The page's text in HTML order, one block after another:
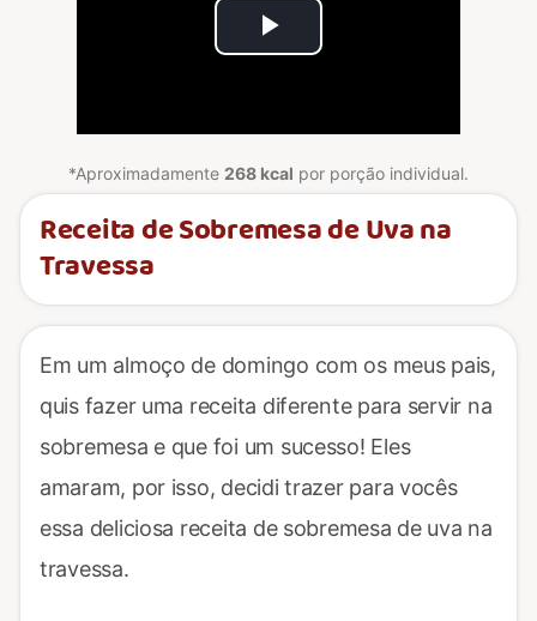
Play
*Aproximadamente 268 kcal por porção individual.
Receita de Sobremesa de Uva na
Travessa
Em um almoço de domingo com os meus pais,
quis fazer uma receita diferente para servir na
sobremesa e que foi um sucesso! Eles
amaram, por isso, decidi trazer para vocês
essa deliciosa receita de sobremesa de uva na
travessa.